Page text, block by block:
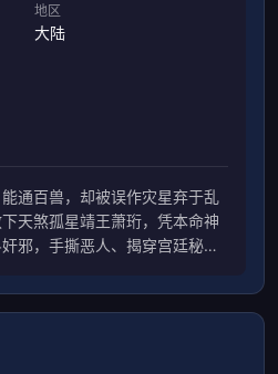
地区
大陆
通百兽，却被误作灾星弃于乱
天煞孤星靖王萧珩，凭本命神
邪，手撕恶人、揭穿宫廷秘